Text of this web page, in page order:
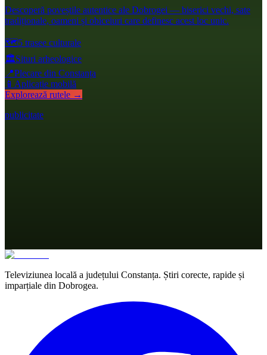
Descoperă poveștile autentice ale Dobrogei — biserici vechi, sate
tradiționale, oameni și obiceiuri care definesc acest loc unic.
🗺️5 trasee culturale
🏛️Situri arheologice
📍Plecare din Constanța
📱 Aplicație mobilă
Explorează rutele →
publicitate
Televiziunea locală a județului Constanța. Știri corecte, rapide și
imparțiale din Dobrogea.